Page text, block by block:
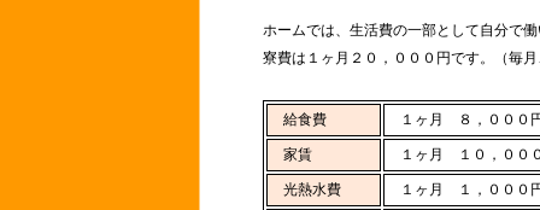
ホームでは、生活費の一部として自分で
寮費は１ヶ月２０，０００円です。（毎
給食費 １ヶ月 ８，０００
家賃 １ヶ月 １０，００
光熱水費 １ヶ月 １，０００